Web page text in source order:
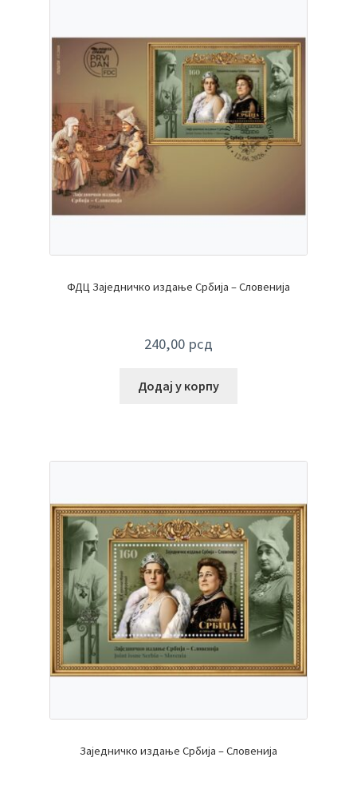
ФДЦ Заједничко издање Србија – Словенија
240,00 рсд
Додај у корпу
Заједничко издање Србија – Словенија